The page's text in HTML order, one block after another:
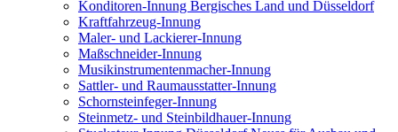
Konditoren-Innung Bergisches Land und Düsseldorf
Kraftfahrzeug-Innung
Maler- und Lackierer-Innung
Maßschneider-Innung
Musikinstrumentenmacher-Innung
Sattler- und Raumausstatter-Innung
Schornsteinfeger-Innung
Steinmetz- und Steinbildhauer-Innung